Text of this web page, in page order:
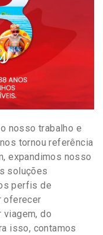
nosso trabalho e
tornou referência
expandimos nosso
soluções
perfis de
oferecer
viagem, do
isso, contamos